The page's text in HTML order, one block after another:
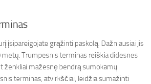
įsipareigojate grąžinti paskolą. Dažniausiai jis
metų. Trumpesnis terminas reiškia didesnes
ženkliai mažesnę bendrą sumokamų
terminas, atvirkščiai, leidžia sumažinti